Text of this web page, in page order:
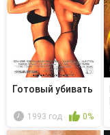
Готовый убивать
1993 год 0%